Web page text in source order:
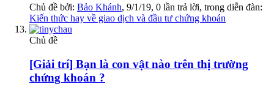
Chủ đề bởi: Bảo Khánh, 9/1/19, 0 lần trả lời, trong diễn đàn:
Kiến thức hay về giao dịch và đầu tư chứng khoán
Chủ đề
[Giải trí] Bạn là con vật nào trên thị trường
chứng khoán ?